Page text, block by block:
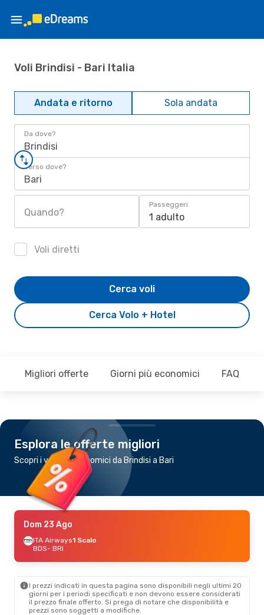
Voli Brindisi - Bari Italia
Andata e ritorno Sola andata
Da dove?
Brindisi
Verso dove?
Bari
Quando?
Passeggeri
1 adulto
Voli diretti
Cerca Volo + Hotel
Cerca voli
Migliori offerte Giorni più economici FAQ
Esplora le offerte migliori
Scopri i voli più economici da Brindisi a Bari
Dom 23 Ago
ITA Airways1 Scalo
BDS- BRI
I prezzi indicati in questa pagina sono disponibili negli ultimi 20
giorni per i periodi specificati e non devono essere considerati
il ​​prezzo finale offerto. Si prega di notare che disponibilità e
prezzi sono soggetti a modifiche.